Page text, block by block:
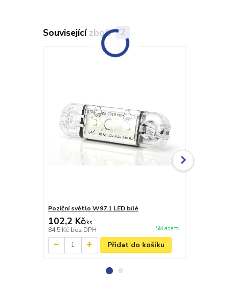
Související zboží 2
Poziční světlo W97.1 LED bílé
102,2 Kč/ks
84,5 Kč bez DPH Skladem
Přidat do košíku